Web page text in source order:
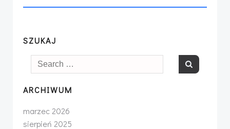
SZUKAJ
Search
for:
ARCHIWUM
marzec 2026
sierpień 2025